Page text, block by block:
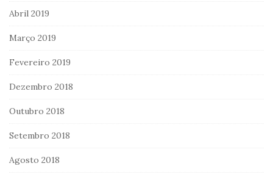
Abril 2019
Março 2019
Fevereiro 2019
Dezembro 2018
Outubro 2018
Setembro 2018
Agosto 2018